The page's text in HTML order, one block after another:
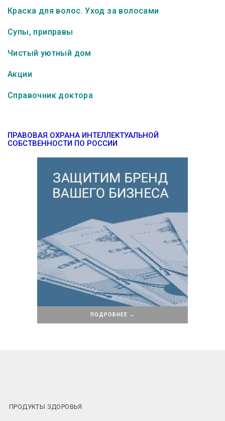
Краска для волос. Уход за волосами
Супы, приправы
Чистый уютный дом
Акции
Справочник доктора
ПРАВОВАЯ ОХРАНА ИНТЕЛЛЕКТУАЛЬНОЙ
СОБСТВЕННОСТИ ПО РОССИИ
ПОДРОБНЕЕ →
ПРОДУКТЫ ЗДОРОВЬЯ